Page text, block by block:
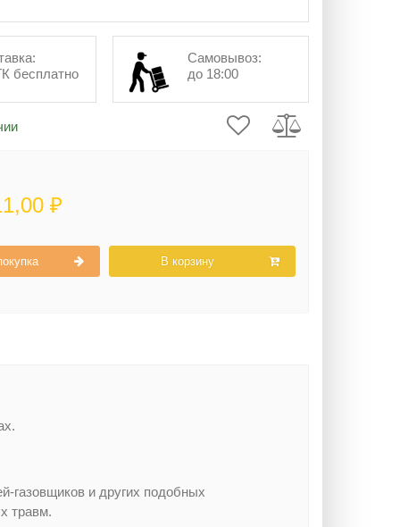
бесплатно
Самовывоз:
до 18:00
₽
В корзину
газовщиков и других подобных
травм.